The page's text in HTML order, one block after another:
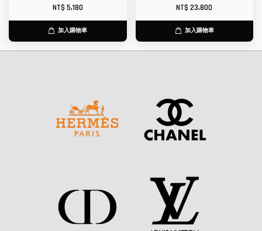
NT$ 5,180
加入購物車
NT$ 23,800
加入購物車